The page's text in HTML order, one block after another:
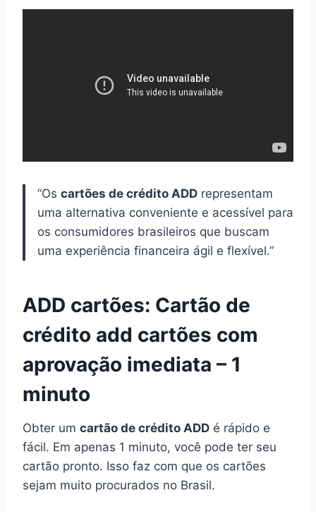
“Os cartões de crédito ADD representam
uma alternativa conveniente e acessível para
os consumidores brasileiros que buscam
uma experiência financeira ágil e flexível.”
ADD cartões: Cartão de
crédito add cartões com
aprovação imediata – 1
minuto
Obter um cartão de crédito ADD é rápido e
fácil. Em apenas 1 minuto, você pode ter seu
cartão pronto. Isso faz com que os cartões
sejam muito procurados no Brasil.